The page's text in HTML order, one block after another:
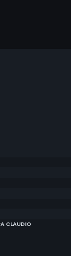
CLAUDIO